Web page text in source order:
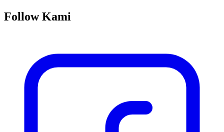
Follow Kami